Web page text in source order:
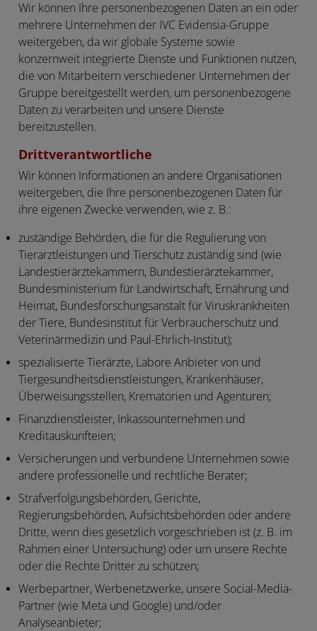
Wir können Ihre personenbezogenen Daten an ein oder
mehrere Unternehmen der IVC Evidensia-Gruppe
weitergeben, da wir globale Systeme sowie
konzernweit integrierte Dienste und Funktionen nutzen,
die von Mitarbeitern verschiedener Unternehmen der
Gruppe bereitgestellt werden, um personenbezogene
Daten zu verarbeiten und unsere Dienste
bereitzustellen.
Drittverantwortliche
Wir können Informationen an andere Organisationen
weitergeben, die Ihre personenbezogenen Daten für
ihre eigenen Zwecke verwenden, wie z. B.:
zuständige Behörden, die für die Regulierung von
Tierarztleistungen und Tierschutz zuständig sind (wie
Landestierärztekammern, Bundestierärztekammer,
Bundesministerium für Landwirtschaft, Ernährung und
Heimat, Bundesforschungsanstalt für Viruskrankheiten
der Tiere, Bundesinstitut für Verbraucherschutz und
Veterinärmedizin und Paul-Ehrlich-Institut);
spezialisierte Tierärzte, Labore Anbieter von und
Tiergesundheitsdienstleistungen, Krankenhäuser,
Überweisungsstellen, Krematorien und Agenturen;
Finanzdienstleister, Inkassounternehmen und
Kreditauskunfteien;
Versicherungen und verbundene Unternehmen sowie
andere professionelle und rechtliche Berater;
Strafverfolgungsbehörden, Gerichte,
Regierungsbehörden, Aufsichtsbehörden oder andere
Dritte, wenn dies gesetzlich vorgeschrieben ist (z. B. im
Rahmen einer Untersuchung) oder um unsere Rechte
oder die Rechte Dritter zu schützen;
Werbepartner, Werbenetzwerke, unsere Social-Media-
Partner (wie Meta und Google) und/oder
Analyseanbieter;